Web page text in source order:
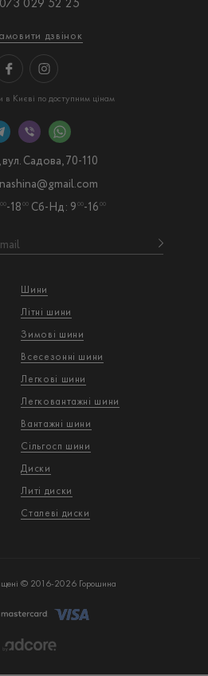
дзвінок
Києві по доступним цінам
Шини
Літні шини
Зимові шини
Всесезонні шини
Легкові шини
Легковантажнi шини
Вантажнi шини
Сільгосп шини
Диски
Литі диски
Сталеві диски
вул. Садова, 70-110
00-18 00 Сб-Нд: 9 00-16 00
© 2016-2026 Горошина